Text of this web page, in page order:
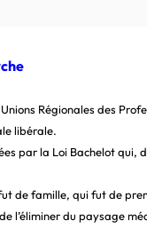
Régionales des
libérale.
par la Loi Bachelot
de famille, qui fut de
l’éliminer du paysage